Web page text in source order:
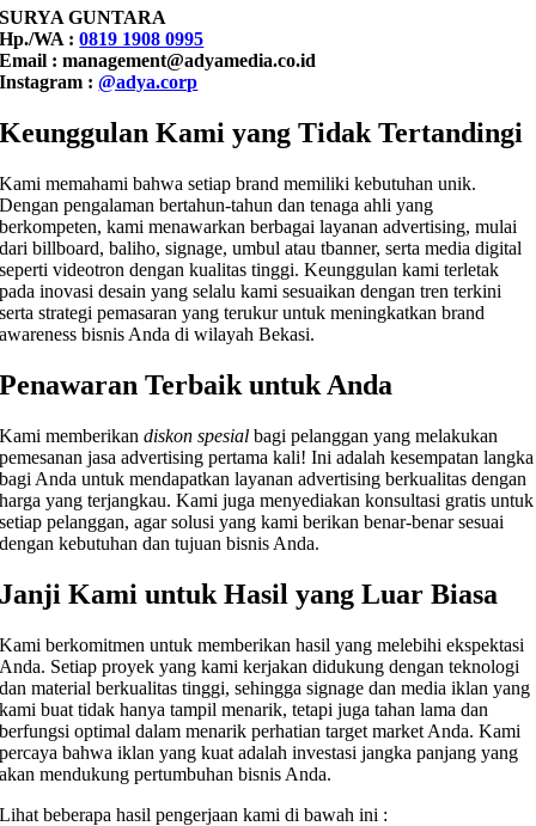
SURYA GUNTARA
Hp./WA :0819 1908 0995
Email : management@adyamedia.co.id
Instagram :@adya.corp
Keunggulan Kami yang Tidak Tertandingi
Kami memahami bahwa setiap brand memiliki kebutuhan unik.
Dengan pengalaman bertahun-tahun dan tenaga ahli yang
berkompeten, kami menawarkan berbagai layanan advertising, mulai
dari billboard, baliho, signage, umbul atau tbanner, serta media digital
seperti videotron dengan kualitas tinggi. Keunggulan kami terletak
pada inovasi desain yang selalu kami sesuaikan dengan tren terkini
serta strategi pemasaran yang terukur untuk meningkatkan brand
awareness bisnis Anda di wilayah Bekasi.
Penawaran Terbaik untuk Anda
Kami memberikandiskon spesialbagi pelanggan yang melakukan
pemesanan jasa advertising pertama kali! Ini adalah kesempatan langka
bagi Anda untuk mendapatkan layanan advertising berkualitas dengan
harga yang terjangkau. Kami juga menyediakan konsultasi gratis untuk
setiap pelanggan, agar solusi yang kami berikan benar-benar sesuai
dengan kebutuhan dan tujuan bisnis Anda.
Janji Kami untuk Hasil yang Luar Biasa
Kami berkomitmen untuk memberikan hasil yang melebihi ekspektasi
Anda. Setiap proyek yang kami kerjakan didukung dengan teknologi
dan material berkualitas tinggi, sehingga signage dan media iklan yang
kami buat tidak hanya tampil menarik, tetapi juga tahan lama dan
berfungsi optimal dalam menarik perhatian target market Anda. Kami
percaya bahwa iklan yang kuat adalah investasi jangka panjang yang
akan mendukung pertumbuhan bisnis Anda.
Lihat beberapa hasil pengerjaan kami di bawah ini :